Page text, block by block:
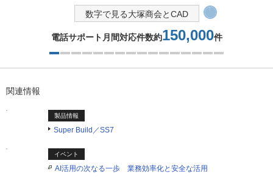
数字で見る大塚商会とCAD
HPワークステーション9.4台／時間販売
関連情報
製品情報
Super Build／SS7
イベント
AI活用の次なる一歩 業務効率化と安全な活用